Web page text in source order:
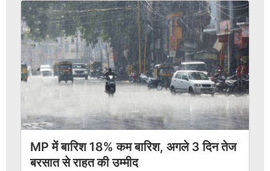
MP में बारिश 18% कम बारिश, अगले 3 दिन तेज
बरसात से राहत की उम्मीद